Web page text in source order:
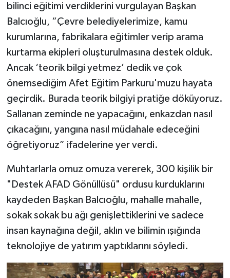
bilinci eğitimi verdiklerini vurgulayan Başkan
Balcıoğlu, “Çevre belediyelerimize, kamu
kurumlarına, fabrikalara eğitimler verip arama
kurtarma ekipleri oluşturulmasına destek olduk.
Ancak ‘teorik bilgi yetmez’ dedik ve çok
önemsediğim Afet Eğitim Parkuru'muzu hayata
geçirdik. Burada teorik bilgiyi pratiğe döküyoruz.
Sallanan zeminde ne yapacağını, enkazdan nasıl
çıkacağını, yangına nasıl müdahale edeceğini
öğretiyoruz” ifadelerine yer verdi.
Muhtarlarla omuz omuza vererek, 300 kişilik bir
"Destek AFAD Gönüllüsü" ordusu kurduklarını
kaydeden Başkan Balcıoğlu, mahalle mahalle,
sokak sokak bu ağı genişlettiklerini ve sadece
insan kaynağına değil, aklın ve bilimin ışığında
teknolojiye de yatırım yaptıklarını söyledi.